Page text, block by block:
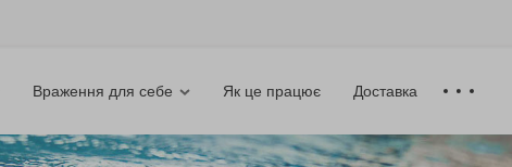
Враження для себе Як це працює Доставка